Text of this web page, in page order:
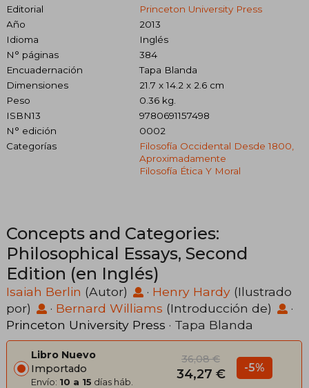
Editorial
Princeton University Press
Año
2013
Idioma
Inglés
N° páginas
384
Encuadernación
Tapa Blanda
Dimensiones
21.7 x 14.2 x 2.6 cm
Peso
0.36 kg.
ISBN13
9780691157498
N° edición
0002
Categorías
Filosofía Occidental Desde 1800,
Aproximadamente
Filosofía Ética Y Moral
Concepts and Categories:
Philosophical Essays, Second
Edition (en Inglés)
Isaiah Berlin (Autor) · Henry Hardy (Ilustrado
por)
· Bernard Williams (Introducción de)
·
Princeton University Press · Tapa Blanda
Libro Nuevo
Importado
Envío: 10 a 15 días háb.
36,08 €
34,27 € -5%